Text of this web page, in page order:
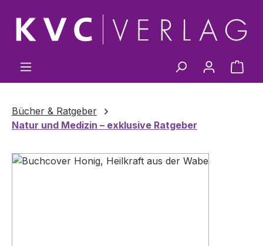
Zum Hauptinhalt springen
Bücher & Ratgeber
Natur und Medizin – exklusive Ratgeber
Bildergalerie überspringen